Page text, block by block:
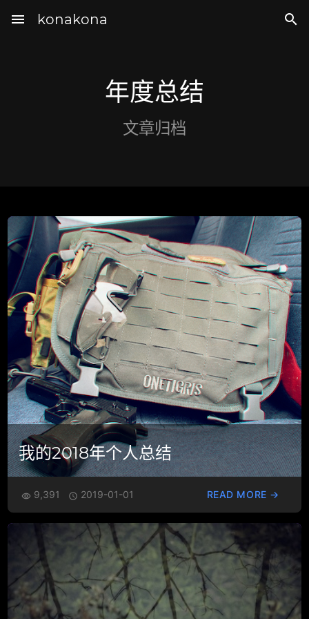
menu konakona 
年度总结
文章归档
我的2018年个人总结
 9,391  2019-01-01 READ MORE →